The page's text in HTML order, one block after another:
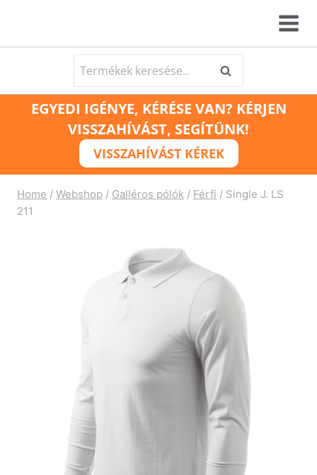
Keresés
a
következőre:
Keresés
EGYEDI IGÉNYE, KÉRÉSE VAN? KÉRJEN
VISSZAHÍVÁST, SEGÍTÜNK!
VISSZAHÍVÁST KÉREK
Home / Webshop / Galléros pólók / Férfi / Single J. LS
211